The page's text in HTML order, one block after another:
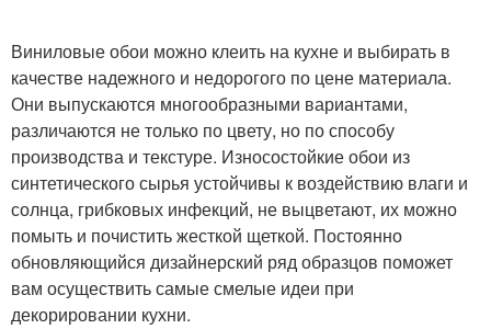
Виниловые обои можно клеить на кухне и выбирать в
качестве надежного и недорогого по цене материала.
Они выпускаются многообразными вариантами,
различаются не только по цвету, но по способу
производства и текстуре. Износостойкие обои из
синтетического сырья устойчивы к воздействию влаги и
солнца, грибковых инфекций, не выцветают, их можно
помыть и почистить жесткой щеткой. Постоянно
обновляющийся дизайнерский ряд образцов поможет
вам осуществить самые смелые идеи при
декорировании кухни.